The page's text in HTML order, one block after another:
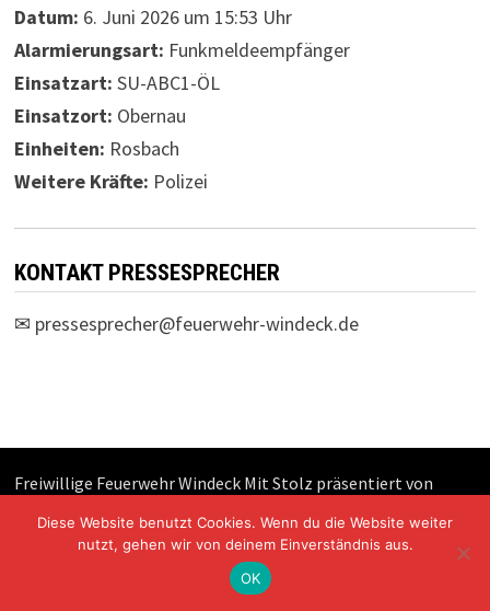
Datum: 6. Juni 2026 um 15:53 Uhr
Alarmierungsart: Funkmeldeempfänger
Einsatzart: SU-ABC1-ÖL
Einsatzort: Obernau
Einheiten: Rosbach
Weitere Kräfte: Polizei
KONTAKT PRESSESPRECHER
✉ pressesprecher@feuerwehr-windeck.de
Freiwillige Feuerwehr Windeck Mit Stolz präsentiert von
Diese Website benutzt Cookies. Wenn du die Website weiter
nutzt, gehen wir von deinem Einverständnis aus.
OK